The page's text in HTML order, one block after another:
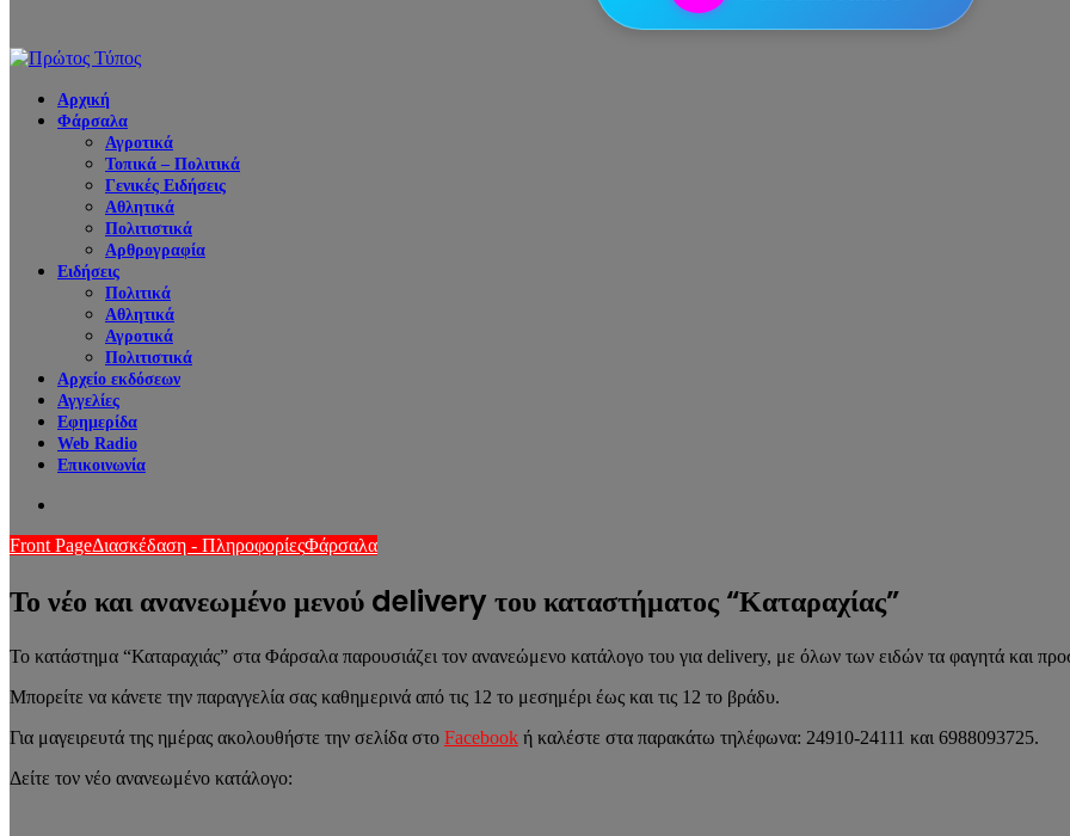
Αρχική
Φάρσαλα
Αγροτικά
Τοπικά – Πολιτικά
Γενικές Ειδήσεις
Αθλητικά
Πολιτιστικά
Αρθρογραφία
Ειδήσεις
Πολιτικά
Αθλητικά
Αγροτικά
Πολιτιστικά
Αρχείο εκδόσεων
Αγγελίες
Εφημερίδα
Web Radio
Επικοινωνία
Front PageΔιασκέδαση - ΠληροφορίεςΦάρσαλα
Το νέο και ανανεωμένο μενού delivery του καταστήματος “Καταραχίας”
Το κατάστημα “Καταραχιάς” στα Φάρσαλα παρουσιάζει τον ανανεώμενο κατάλογο του για delivery, με όλων των ειδών τα φαγητά και
Μπορείτε να κάνετε την παραγγελία σας καθημερινά από τις 12 το μεσημέρι έως και τις 12 το βράδυ.
Για μαγειρευτά της ημέρας ακολουθήστε την σελίδα στο Facebook ή καλέστε στα παρακάτω τηλέφωνα: 24910-24111 και 6988093725.
Δείτε τον νέο ανανεωμένο κατάλογο: